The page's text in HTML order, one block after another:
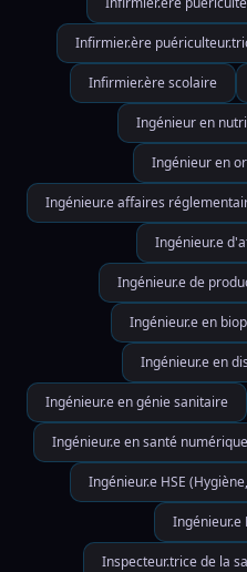
Infirmier.ère
Infirmier.ère scolaire
Ingénieur en
Ingénieur en
Ingénieur.e affaires
Ingénieur.e
Ingénieur.e de
Ingénieur.e en
Ingénieur.e en
Ingénieur.e en génie sanitaire
Ingénieur.e en santé numérique
Ingénieur.e HSE
Ingénieur.e
Inspecteur.trice de la